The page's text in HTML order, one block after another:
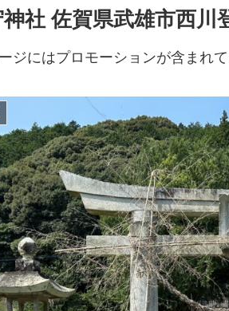
社 佐賀県武雄市西川
ージにはプロモーションが含まれ